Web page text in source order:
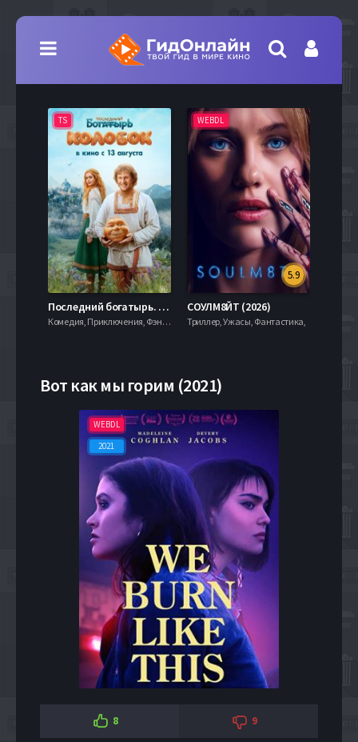
TS
Последний богатырь. Колобок (2026)
Комедия, Приключения, Фэнтези,
WEBDL
5.9
СОУЛМ8ЙТ (2026)
Триллер, Ужасы, Фантастика,
Вот как мы горим (2021)
WEBDL
2021
8 9